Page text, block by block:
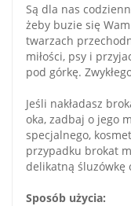
Są dla nas
żeby buzie się
twarzach
miłości, psy i
pod górkę.
Jeśli nakładasz
oka, zadbaj o jego
specjalnego,
przypadku brokat
delikatną śluzówkę
Sposób użycia: